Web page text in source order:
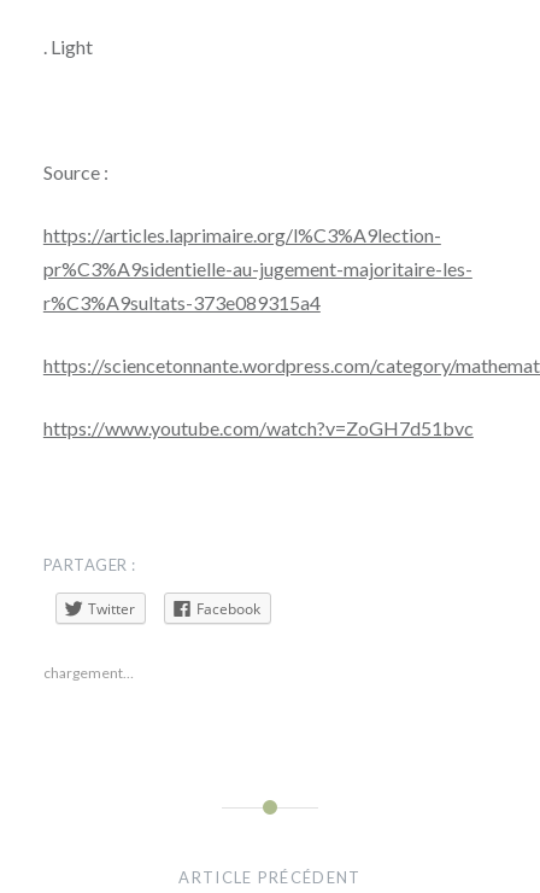
. Light
Source :
https://articles.laprimaire.org/l%C3%A9lection-
pr%C3%A9sidentielle-au-jugement-majoritaire-les-
r%C3%A9sultats-373e089315a4
https://sciencetonnante.wordpress.com/category/
https://www.youtube.com/watch?v=ZoGH7d51bvc
PARTAGER :
Twitter Facebook
chargement…
ARTICLE PRÉCÉDENT